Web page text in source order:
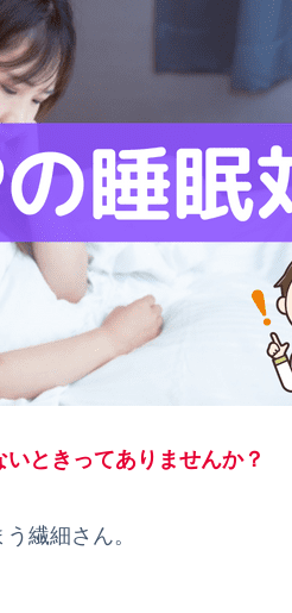
ときってありませんか？
繊細さん。